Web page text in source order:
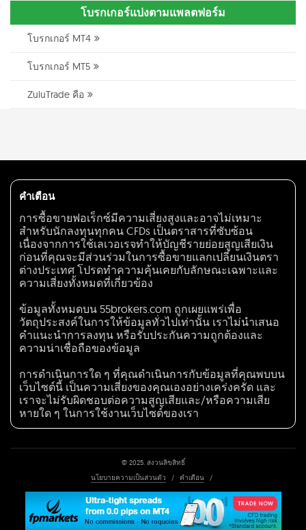
โบรกเกอร์แบ่งตามแพลตฟอร์ม
โบรกเกอร์ MT4
โบรกเกอร์ MT5
ZuluTrade คือ
คำเตือน
การซื้อขายฟอเร็กซ์มีความเสี่ยงสูงและอาจไม่เหมาะ
สำหรับนักลงทุนทุกคน CFDs เป็นตราสารที่ซับซ้อน
เนื่องจากการใช้เลเวอเรจทำให้บัญชีรายย่อยสูญเสียเงิน
ก่อนที่คุณจะมีส่วนร่วมในการซื้อขายแลกเปลี่ยนเงินตรา
ต่างประเทศ โปรดทำความคุ้นเคยกับลักษณะเฉพาะและ
ความเสี่ยงทั้งหมดที่เกี่ยวข้อง
ข้อมูลทั้งหมดบน 55brokers.com ถูกเผยแพร่เพื่อ
วัตถุประสงค์ในการให้ข้อมูลทั่วไปเท่านั้น เราไม่นำเสนอ
คำแนะนำการลงทุน หรือรับประกันความถูกต้องและ
ความน่าเชื่อถือของข้อมูล
การดำเนินการใด ๆ ที่คุณดำเนินการกับข้อมูลที่คุณพบบน
เว็บไซต์นี้ เป็นความเสี่ยงของคุณเองอย่างเคร่งครัด และ
เราจะไม่รับผิดชอบต่อความสูญเสียและ/หรือความเสีย
หายใด ๆ ในการใช้งานเว็บไซต์ของเรา
© 2025. สงวนลิขสิทธิ์
นโยบายความเป็นส่วนตัว
/ คำเตือน /